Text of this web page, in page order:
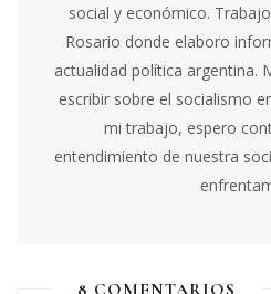
social y económico.
Rosario donde elaboro
actualidad política argentina.
escribir sobre el socialismo
mi trabajo, espero
entendimiento de nuestra
8 COMENTARIOS